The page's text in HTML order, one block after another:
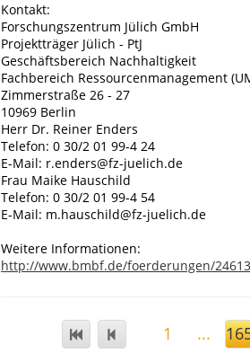
Kontakt:
Forschungszentrum Jülich GmbH
Projektträger Jülich - PtJ
Geschäftsbereich Nachhaltigkeit
Fachbereich Ressourcenmanagement
Zimmerstraße 26 - 27
10969 Berlin
Herr Dr. Reiner Enders
Telefon: 0 30/2 01 99-4 24
E-Mail: r.enders@fz-juelich.de
Frau Maike Hauschild
Telefon: 0 30/2 01 99-4 54
E-Mail: m.hauschild@fz-juelich.de
Weitere Informationen:
http://www.bmbf.de/foerderungen/
1 ...